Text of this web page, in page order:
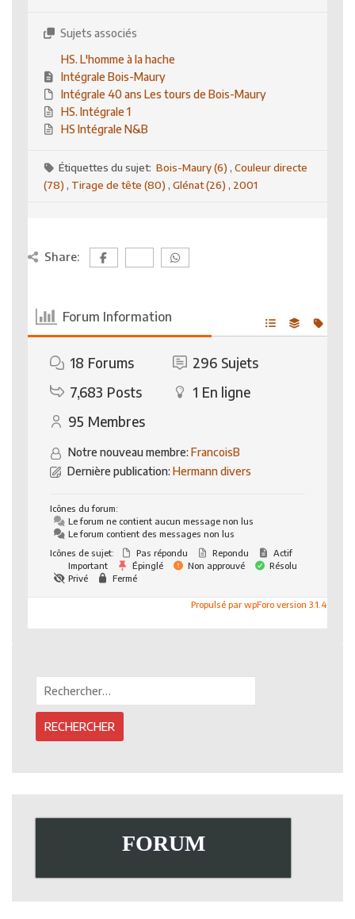
Sujets associés
HS. L'homme à la hache
Intégrale Bois-Maury
Intégrale 40 ans Les tours de Bois-Maury
HS. Intégrale 1
HS Intégrale N&B
Étiquettes du sujet:Bois-Maury (6) , Couleur directe
(78) , Tirage de tête (80) , Glénat (26) , 2001
Share:
Forum Information
18 Forums 296 Sujets
7,683 Posts 1 En ligne
95 Membres
Notre nouveau membre: FrancoisB
Dernière publication: Hermann divers
Icônes du forum:
Le forum ne contient aucun message non lus
Le forum contient des messages non lus
Icônes de sujet:
Pas répondu Repondu
Actif
Important
Épinglé Non approuvé
Résolu
Privé
Fermé
Propulsé par wpForo version 3.1.4
FORUM